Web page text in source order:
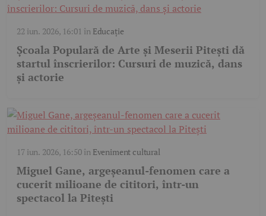
22 iun. 2026, 16:01 în Educație
Școala Populară de Arte și Meserii Pitești dă
startul înscrierilor: Cursuri de muzică, dans
și actorie
17 iun. 2026, 16:50în Eveniment cultural
Miguel Gane, argeșeanul-fenomen care a
cucerit milioane de cititori, într-un
spectacol la Pitești